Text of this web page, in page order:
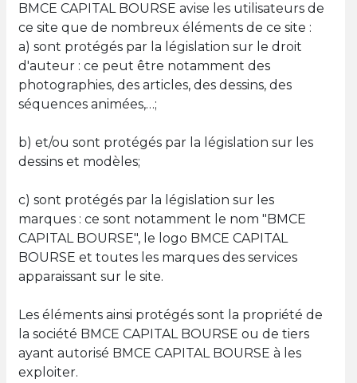
BMCE CAPITAL BOURSE avise les utilisateurs de
ce site que de nombreux éléments de ce site :
a) sont protégés par la législation sur le droit
d'auteur : ce peut être notamment des
photographies, des articles, des dessins, des
séquences animées,…;
b) et/ou sont protégés par la législation sur les
dessins et modèles;
c) sont protégés par la législation sur les
marques : ce sont notamment le nom "BMCE
CAPITAL BOURSE", le logo BMCE CAPITAL
BOURSE et toutes les marques des services
apparaissant sur le site.
Les éléments ainsi protégés sont la propriété de
la société BMCE CAPITAL BOURSE ou de tiers
ayant autorisé BMCE CAPITAL BOURSE à les
exploiter.